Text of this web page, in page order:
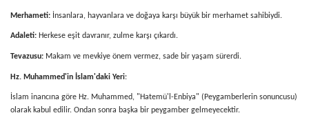
Merhameti: İnsanlara, hayvanlara ve doğaya karşı büyük bir merhamet sahibiydi.
Adaleti: Herkese eşit davranır, zulme karşı çıkardı.
Tevazusu: Makam ve mevkiye önem vermez, sade bir yaşam sürerdi.
Hz. Muhammed'in İslam'daki Yeri:
İslam inancına göre Hz. Muhammed, "Hatemü'l-Enbiya" (Peygamberlerin sonuncusu)
olarak kabul edilir. Ondan sonra başka bir peygamber gelmeyecektir.